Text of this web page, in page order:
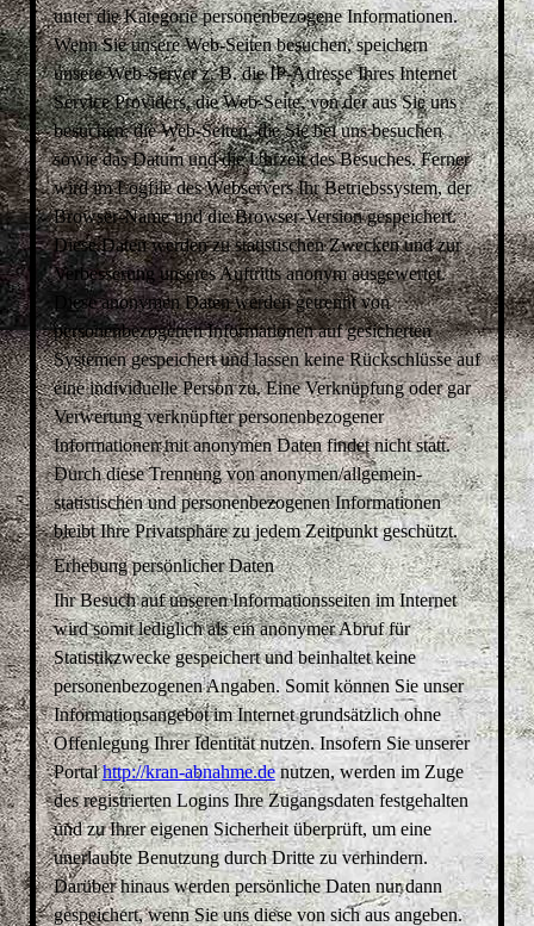
unter die Kategorie personenbezogene Informationen.
Wenn Sie unsere Web-Seiten besuchen, speichern
unsere Web-Server z. B. die IP-Adresse Ihres Internet
Service Providers, die Web-Seite, von der aus Sie uns
besuchen, die Web-Seiten, die Sie bei uns besuchen
sowie das Datum und die Uhrzeit des Besuches. Ferner
wird im Logfile des Webservers Ihr Betriebssystem, der
Browser-Name und die Browser-Version gespeichert.
Diese Daten werden zu statistischen Zwecken und zur
Verbesserung unseres Auftritts anonym ausgewertet.
Diese anonymen Daten werden getrennt von
personenbezogenen Informationen auf gesicherten
Systemen gespeichert und lassen keine Rückschlüsse auf
eine individuelle Person zu. Eine Verknüpfung oder gar
Verwertung verknüpfter personenbezogener
Informationen mit anonymen Daten findet nicht statt.
Durch diese Trennung von anonymen/allgemein-
statistischen und personenbezogenen Informationen
bleibt Ihre Privatsphäre zu jedem Zeitpunkt geschützt.
Erhebung persönlicher Daten
Ihr Besuch auf unseren Informationsseiten im Internet
wird somit lediglich als ein anonymer Abruf für
Statistikzwecke gespeichert und beinhaltet keine
personenbezogenen Angaben. Somit können Sie unser
Informationsangebot im Internet grundsätzlich ohne
Offenlegung Ihrer Identität nutzen. Insofern Sie unserer
Portalhttp://kran-abnahme.denutzen, werden im Zuge
des registrierten Logins Ihre Zugangsdaten festgehalten
und zu Ihrer eigenen Sicherheit überprüft, um eine
unerlaubte Benutzung durch Dritte zu verhindern.
Darüber hinaus werden persönliche Daten nur dann
gespeichert, wenn Sie uns diese von sich aus angeben.